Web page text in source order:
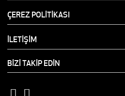
ÇEREZ POLİTİKASI
İLETİŞİM
BİZİ TAKİP EDİN